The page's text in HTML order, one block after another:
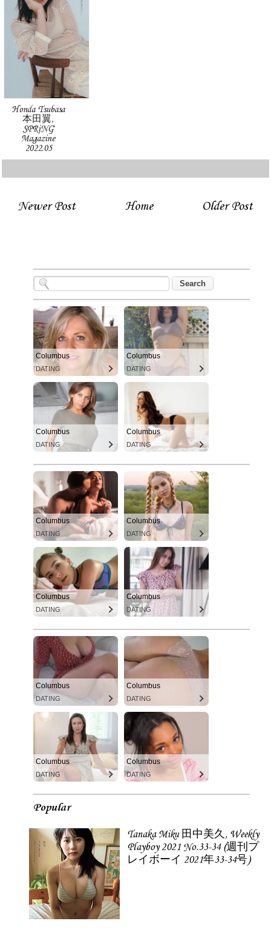
Honda Tsubasa
本田翼,
SPRiNG
Magazine
2022.05
Newer Post Older Post
Home
Columbus
DATING
Columbus
DATING
Columbus
DATING
Columbus
DATING
Columbus
DATING
Columbus
DATING
Columbus
DATING
Columbus
DATING
Columbus
DATING
Columbus
DATING
Columbus
DATING
Columbus
DATING
Popular
Tanaka Miku 田中美久, Weekly
Playboy 2021 No.33-34 (週刊プ
レイボーイ 2021年33-34号)